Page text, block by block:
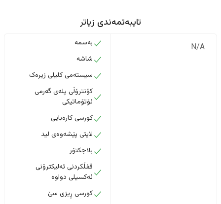
تایبەتمەندی زیاتر
N/A
بەسمە
شاشە
سیستەمی کلیلی زیرەک
کۆنترۆڵی پلەی گەرمی
ئۆتۆماتیکی
کورسی کارەبایی
لایتی پێشەوەی لید
بلاجکتۆر
قفڵکردنی ئەلیکترۆنی
ئەکسیلی دواوە
کورسی ڕیزی سێ